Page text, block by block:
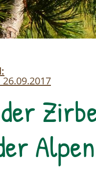
26.09.2017